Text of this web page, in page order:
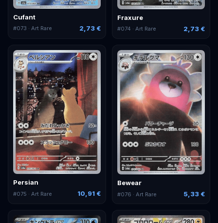
Cufant
#073 · Art Rare 2,73 €
Fraxure
#074 · Art Rare 2,73 €
Persian
#075 · Art Rare 10,91 €
Bewear
#076 · Art Rare 5,33 €